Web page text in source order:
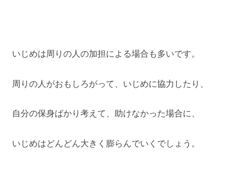
いじめは周りの人の加担による場合も多いです。
周りの人がおもしろがって、いじめに協力したり、
自分の保身ばかり考えて、助けなかった場合に、
いじめはどんどん大きく膨らんでいくでしょう。